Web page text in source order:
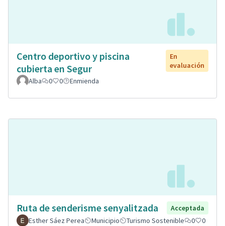
Centro deportivo y piscina
cubierta en Segur
En
evaluación
Alba
0 0 Enmienda
Ruta de senderisme senyalitzada
Acceptada
Esther Sáez Perea
Municipio Turismo Sostenible 0 0